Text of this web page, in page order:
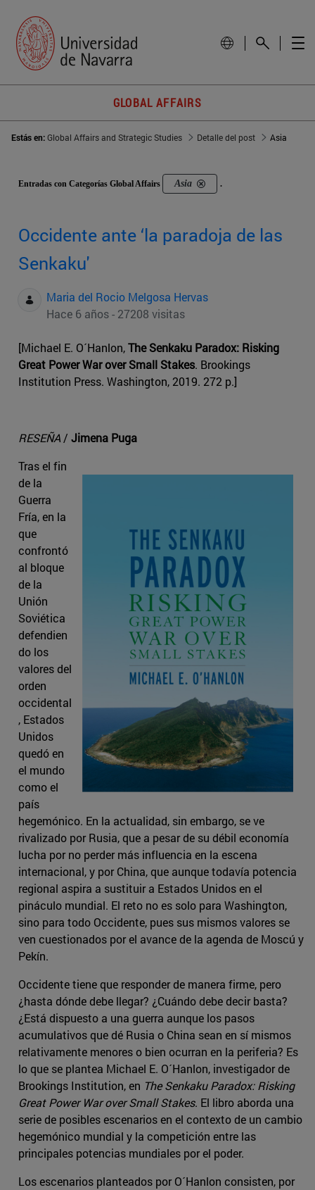
GLOBAL AFFAIRS
Estás en:Global Affairs and Strategic Studies Detalle del post Asia
Entradas con Categorías Global Affairs Asia .
Occidente ante ‘la paradoja de las
Senkaku'
Maria del Rocio Melgosa Hervas
Hace 6 años - 27208 visitas
[Michael E. O´Hanlon,The Senkaku Paradox: Risking
Great Power War over Small Stakes. Brookings
Institution Press. Washington, 2019. 272 p.]
RESEÑA/ Jimena Puga
Tras el fin
de la
Guerra
Fría, en la
que
confrontó
al bloque
de la
Unión
Soviética
defendien
do los
valores del
orden
occidental
, Estados
Unidos
quedó en
el mundo
como el
país
hegemónico. En la actualidad, sin embargo, se ve
rivalizado por Rusia, que a pesar de su débil economía
lucha por no perder más influencia en la escena
internacional, y por China, que aunque todavía potencia
regional aspira a sustituir a Estados Unidos en el
pináculo mundial. El reto no es solo para Washington,
sino para todo Occidente, pues sus mismos valores se
ven cuestionados por el avance de la agenda de Moscú y
Pekín.
Occidente tiene que responder de manera firme, pero
¿hasta dónde debe llegar? ¿Cuándo debe decir basta?
¿Está dispuesto a una guerra aunque los pasos
acumulativos que dé Rusia o China sean en sí mismos
relativamente menores o bien ocurran en la periferia? Es
lo que se plantea Michael E. O´Hanlon, investigador de
Brookings Institution, en The Senkaku Paradox: Risking
Great Power War over Small Stakes. El libro aborda una
serie de posibles escenarios en el contexto de un cambio
hegemónico mundial y la competición entre las
principales potencias mundiales por el poder.
Los escenarios planteados por O´Hanlon consisten, por